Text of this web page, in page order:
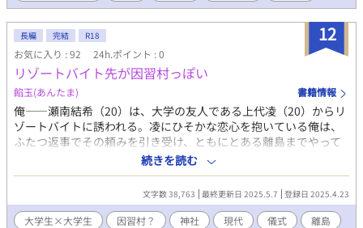
12
長編 完結 R18
お気に入り : 92 24h.ポイント : 0
リゾートバイト先が因習村っぽい
餡玉(あんたま) 書籍情報
俺——瀬南結希（20）は、大学の友人である上代凌（20）からリ
ゾートバイトに誘われる。凌にひそかな恋心を抱いている俺は、
ふたつ返事でその頼みを引き受け、ともにとある離島までやって
きた。 だがその離島はなにか雰囲気がおかしい。おまけに凌の様
子にもずっと違和感がある。 怪訝に思いつつ訪れた凌の実家は、
古いながらも立派な神社で——…… ◇全9話です。完結する4/30
まで毎日7時&21時に更新します。 ◇他サイトにも掲載していま
す。
続きを読む
文字数 38,763 最終更新日 2025.5.7 登録日 2025.4.23
大学生×大学生 因習村？ 神社 現代 儀式
離島